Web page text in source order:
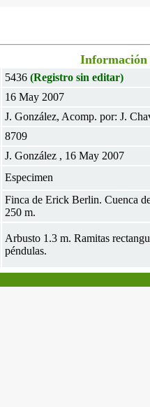
Información
5436 (Registro sin editar)
16 May 2007
J. González, Acomp. por: J.
8709
J. González , 16 May 2007
Especimen
Finca de Erick Berlin. Cuenca
250 m.
Arbusto 1.3 m. Ramitas
péndulas.